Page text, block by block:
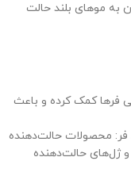
به موهای بلند حالت
فرها کمک کرده و باعث
محصولات حالت‌دهنده
ژل‌های حالت‌دهنده